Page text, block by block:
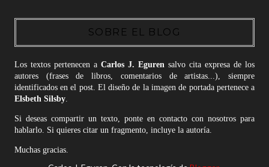
SOBRE EL BLOG
Los textos pertenecen a Carlos J. Egurensalvo cita expresa de los
autores (frases de libros, comentarios de artistas...), siempre
identificados en el post. El diseño de la imagen de portada pertenece a
Elsbeth Silsby.
Si deseas compartir un texto, ponte en contacto con nosotros para
hablarlo. Si quieres citar un fragmento, incluye la autoría.
Muchas gracias.